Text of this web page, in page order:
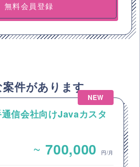
無料会員登録
件があります
NEW
通信会社向けJavaカスタ
~ 700,000 円/月